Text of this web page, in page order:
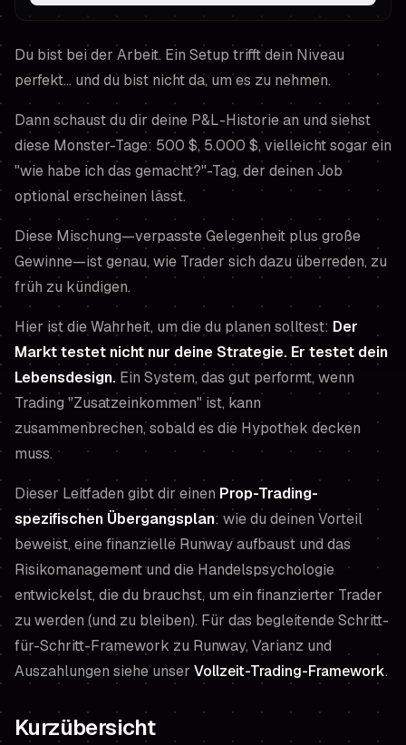
Du bist bei der Arbeit. Ein Setup trifft dein Niveau
perfekt… und du bist nicht da, um es zu nehmen.
Dann schaust du dir deine P&L-Historie an und siehst
diese Monster-Tage: 500 $, 5.000 $, vielleicht sogar ein
"wie habe ich das gemacht?"-Tag, der deinen Job
optional erscheinen lässt.
Diese Mischung—verpasste Gelegenheit plus große
Gewinne—ist genau, wie Trader sich dazu überreden, zu
früh zu kündigen.
Hier ist die Wahrheit, um die du planen solltest: Der
Markt testet nicht nur deine Strategie. Er testet dein
Lebensdesign. Ein System, das gut performt, wenn
Trading "Zusatzeinkommen" ist, kann
zusammenbrechen, sobald es die Hypothek decken
muss.
Dieser Leitfaden gibt dir einen Prop-Trading-
spezifischen Übergangsplan: wie du deinen Vorteil
beweist, eine finanzielle Runway aufbaust und das
Risikomanagement und die Handelspsychologie
entwickelst, die du brauchst, um ein finanzierter Trader
zu werden (und zu bleiben). Für das begleitende Schritt-
für-Schritt-Framework zu Runway, Varianz und
Auszahlungen siehe unser Vollzeit-Trading-Framework.
Kurzübersicht